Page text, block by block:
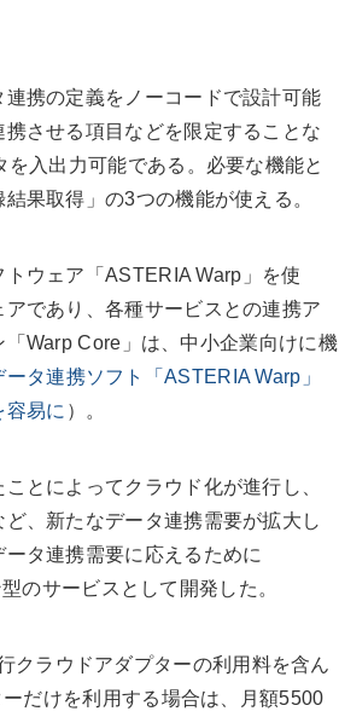
携の定義をノーコードで設計可能
させる項目などを限定することな
入出力可能である。必要な機能と
果取得」の3つの機能が使える。
ウェア「ASTERIA Warp」を使
であり、各種サービスとの連携ア
Warp Core」は、中小企業向けに機
ータ連携ソフト「ASTERIA Warp」
易に ）。
とによってクラウド化が進行し、
、新たなデータ連携需要が拡大し
タ連携需要に応えるために
のサービスとして開発した。
ラウドアダプターの利用料を含ん
だけを利用する場合は、月額5500